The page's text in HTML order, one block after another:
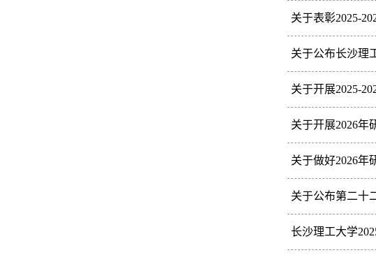
各培养学院：为
关于表彰2025-
各学院研究生会
关于公布长沙理
各培养学院：根
关于开展2025-
各培养学院：为
关于开展2026年
各培养学院：为
关于做好2026年
各培养学院：根
关于公布第二十
各培养学院：根
长沙理工大学